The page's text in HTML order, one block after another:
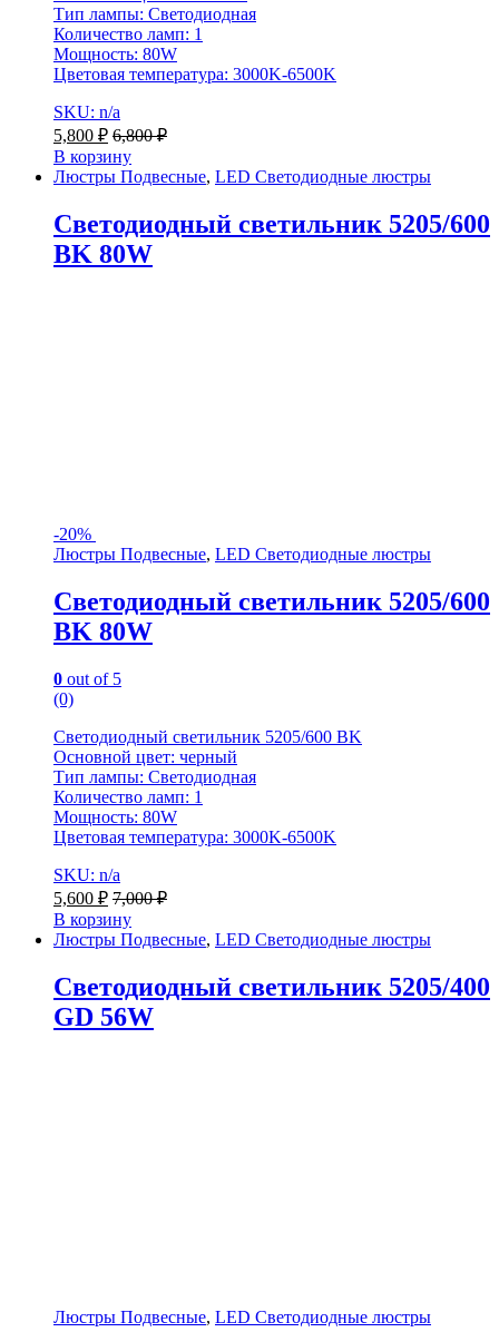
Тип лампы: Светодиодная
Количество ламп: 1
Мощность: 80W
Цветовая температура: 3000K-6500K
SKU: n/a
5,800 ₽ 6,800₽
В корзину
Люстры Подвесные, LED Светодиодные люстры
Светодиодный светильник 5205/600
BK 80W
-20%
Люстры Подвесные, LED Светодиодные люстры
Светодиодный светильник 5205/600
BK 80W
0 out of 5
(0)
Светодиодный светильник 5205/600 BK
Основной цвет: черный
Тип лампы: Светодиодная
Количество ламп: 1
Мощность: 80W
Цветовая температура: 3000K-6500K
SKU: n/a
5,600 ₽ 7,000₽
В корзину
Люстры Подвесные, LED Светодиодные люстры
Светодиодный светильник 5205/400
GD 56W
Люстры Подвесные, LED Светодиодные люстры